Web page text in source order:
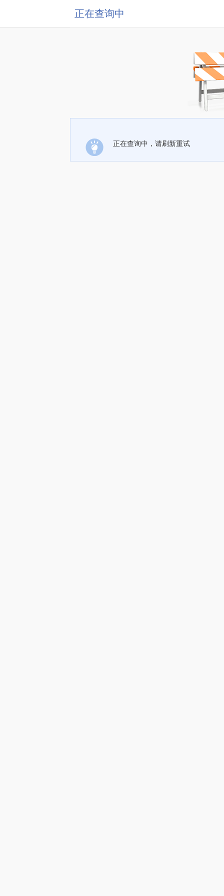
正在查询中
正在查询中，请刷新重试